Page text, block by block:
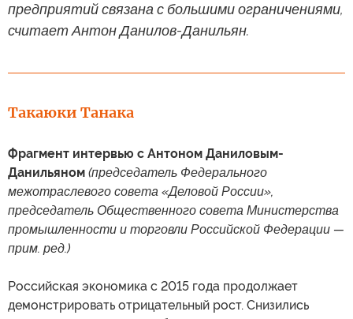
предприятий связана с большими ограничениями,
считает Антон Данилов-Данильян.
Такаюки Танака
Фрагмент интервью с Антоном Даниловым-
Данильяном (председатель Федерального
межотраслевого совета «Деловой России»,
председатель Общественного совета Министерства
промышленности и торговли Российской Федерации —
прим. ред.)
Российская экономика с 2015 года продолжает
демонстрировать отрицательный рост. Снизились